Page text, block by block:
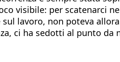
visibile: per scatenarci
lavoro, non poteva
ci ha sedotti al punto